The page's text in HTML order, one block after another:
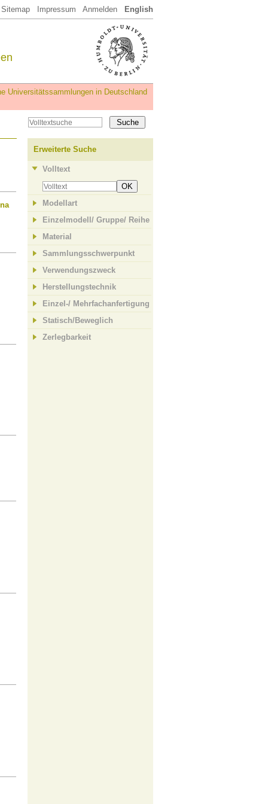
Sitemap Impressum Anmelden English
Universitätssammlungen in Deutschland
Erweiterte Suche
Volltext
OK
Modellart
Einzelmodell/ Gruppe/ Reihe
Material
Sammlungsschwerpunkt
Verwendungszweck
Herstellungstechnik
Einzel-/ Mehrfachanfertigung
Statisch/Beweglich
Zerlegbarkeit